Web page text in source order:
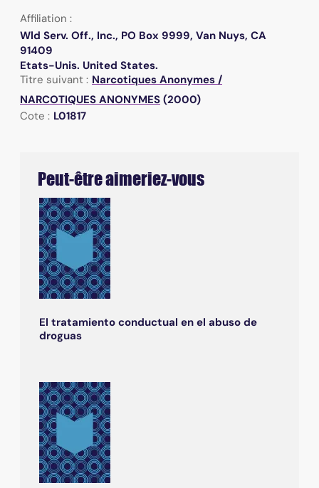
Affiliation :
Wld Serv. Off., Inc., PO Box 9999, Van Nuys, CA
91409
Etats-Unis. United States.
Titre suivant : Narcotiques Anonymes /
NARCOTIQUES ANONYMES (2000)
Cote : L01817
Peut-être aimeriez-vous
El tratamiento conductual en el abuso de
droguas